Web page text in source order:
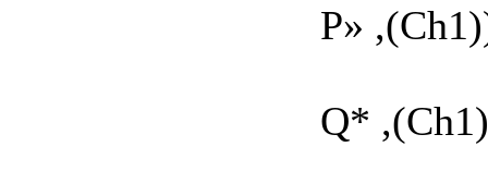
P»
Q* ,(Ch1)